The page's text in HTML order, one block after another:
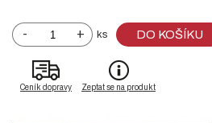
- + ks DO KOŠÍKU
Ceník dopravy Zeptat se na produkt